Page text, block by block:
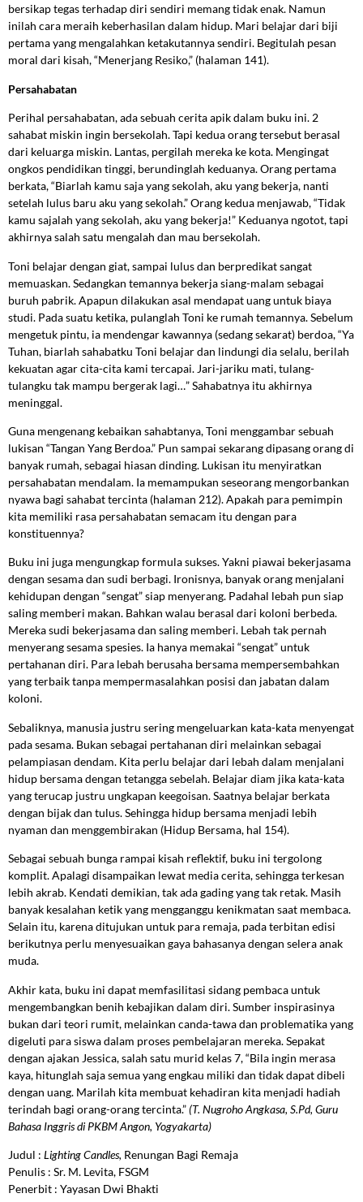
bersikap tegas terhadap diri sendiri memang tidak enak. Namun
inilah cara meraih keberhasilan dalam hidup. Mari belajar dari biji
pertama yang mengalahkan ketakutannya sendiri. Begitulah pesan
moral dari kisah, “Menerjang Resiko,” (halaman 141).
Persahabatan
Perihal persahabatan, ada sebuah cerita apik dalam buku ini. 2
sahabat miskin ingin bersekolah. Tapi kedua orang tersebut berasal
dari keluarga miskin. Lantas, pergilah mereka ke kota. Mengingat
ongkos pendidikan tinggi, berundinglah keduanya. Orang pertama
berkata, “Biarlah kamu saja yang sekolah, aku yang bekerja, nanti
setelah lulus baru aku yang sekolah.” Orang kedua menjawab, “Tidak
kamu sajalah yang sekolah, aku yang bekerja!” Keduanya ngotot, tapi
akhirnya salah satu mengalah dan mau bersekolah.
Toni belajar dengan giat, sampai lulus dan berpredikat sangat
memuaskan. Sedangkan temannya bekerja siang-malam sebagai
buruh pabrik. Apapun dilakukan asal mendapat uang untuk biaya
studi. Pada suatu ketika, pulanglah Toni ke rumah temannya. Sebelum
mengetuk pintu, ia mendengar kawannya (sedang sekarat) berdoa, “Ya
Tuhan, biarlah sahabatku Toni belajar dan lindungi dia selalu, berilah
kekuatan agar cita-cita kami tercapai. Jari-jariku mati, tulang-
tulangku tak mampu bergerak lagi…” Sahabatnya itu akhirnya
meninggal.
Guna mengenang kebaikan sahabtanya, Toni menggambar sebuah
lukisan “Tangan Yang Berdoa.” Pun sampai sekarang dipasang orang di
banyak rumah, sebagai hiasan dinding. Lukisan itu menyiratkan
persahabatan mendalam. Ia memampukan seseorang mengorbankan
nyawa bagi sahabat tercinta (halaman 212). Apakah para pemimpin
kita memiliki rasa persahabatan semacam itu dengan para
konstituennya?
Buku ini juga mengungkap formula sukses. Yakni piawai bekerjasama
dengan sesama dan sudi berbagi. Ironisnya, banyak orang menjalani
kehidupan dengan “sengat” siap menyerang. Padahal lebah pun siap
saling memberi makan. Bahkan walau berasal dari koloni berbeda.
Mereka sudi bekerjasama dan saling memberi. Lebah tak pernah
menyerang sesama spesies. Ia hanya memakai “sengat” untuk
pertahanan diri. Para lebah berusaha bersama mempersembahkan
yang terbaik tanpa mempermasalahkan posisi dan jabatan dalam
koloni.
Sebaliknya, manusia justru sering mengeluarkan kata-kata menyengat
pada sesama. Bukan sebagai pertahanan diri melainkan sebagai
pelampiasan dendam. Kita perlu belajar dari lebah dalam menjalani
hidup bersama dengan tetangga sebelah. Belajar diam jika kata-kata
yang terucap justru ungkapan keegoisan. Saatnya belajar berkata
dengan bijak dan tulus. Sehingga hidup bersama menjadi lebih
nyaman dan menggembirakan (Hidup Bersama, hal 154).
Sebagai sebuah bunga rampai kisah reflektif, buku ini tergolong
komplit. Apalagi disampaikan lewat media cerita, sehingga terkesan
lebih akrab. Kendati demikian, tak ada gading yang tak retak. Masih
banyak kesalahan ketik yang mengganggu kenikmatan saat membaca.
Selain itu, karena ditujukan untuk para remaja, pada terbitan edisi
berikutnya perlu menyesuaikan gaya bahasanya dengan selera anak
muda.
Akhir kata, buku ini dapat memfasilitasi sidang pembaca untuk
mengembangkan benih kebajikan dalam diri. Sumber inspirasinya
bukan dari teori rumit, melainkan canda-tawa dan problematika yang
digeluti para siswa dalam proses pembelajaran mereka. Sepakat
dengan ajakan Jessica, salah satu murid kelas 7, “Bila ingin merasa
kaya, hitunglah saja semua yang engkau miliki dan tidak dapat dibeli
dengan uang. Marilah kita membuat kehadiran kita menjadi hadiah
terindah bagi orang-orang tercinta.”(T. Nugroho Angkasa, S.Pd, Guru
Bahasa Inggris di PKBM Angon, Yogyakarta)
Judul : Lighting Candles, Renungan Bagi Remaja
Penulis : Sr. M. Levita, FSGM
Penerbit : Yayasan Dwi Bhakti